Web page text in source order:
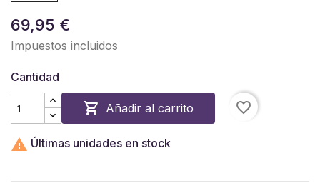
69,95 €
Impuestos incluidos
Cantidad
 Añadir al carrito favorite_border
 Últimas unidades en stock